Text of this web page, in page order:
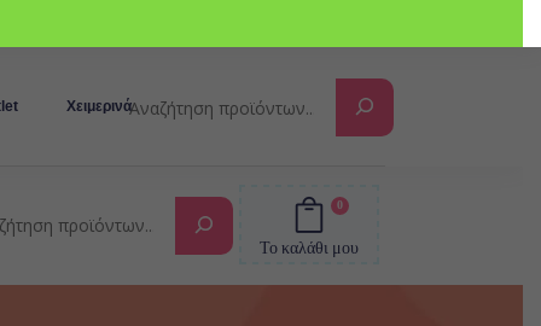
Χειμερινά
Αναζήτηση
Το καλάθι μου
0
Αναζήτηση